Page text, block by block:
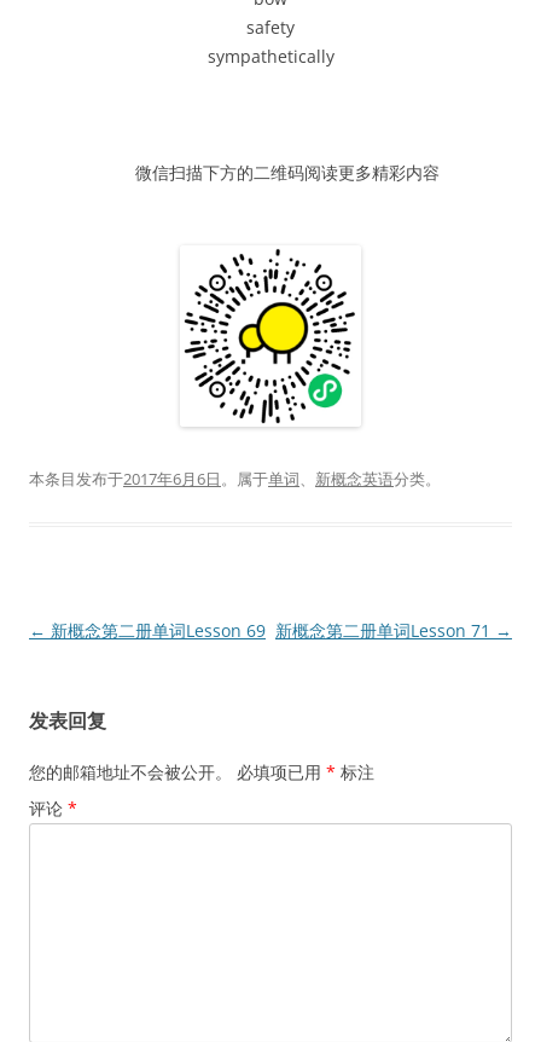
safety
sympathetically
微信扫描下方的二维码阅读更多精彩内容
本条目发布于2017年6月6日。属于单词、 新概念英语分类。
文
航
← 新概念第二册单词Lesson 69 新概念第二册单词Lesson 71 →
发表回复
您的邮箱地址不会被公开。 必填项已用 * 标注
评论 *